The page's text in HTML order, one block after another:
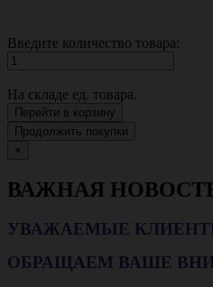
Введите количество товара:
На складе ед. товара.
Перейти в корзину
Продолжить покупки
×
ВАЖНАЯ
УВАЖАЕМЫЕ
ОБРАЩАЕМ ВАШЕ